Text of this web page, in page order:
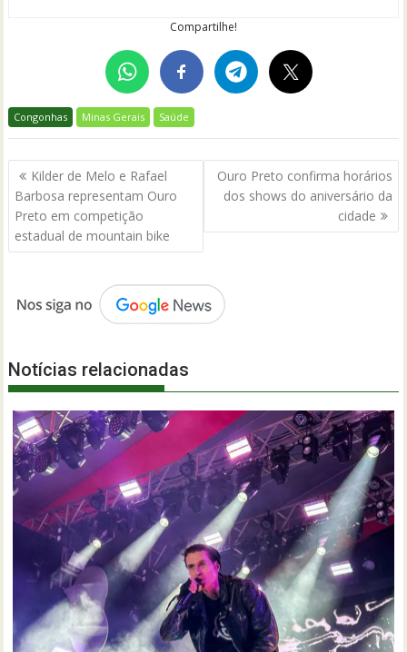
Compartilhe!
Congonhas Minas Gerais Saúde
Navegação
de
Post
Kilder de Melo e Rafael
Barbosa representam Ouro
Preto em competição
estadual de mountain bike
Ouro Preto confirma horários
dos shows do aniversário da
cidade
Notícias relacionadas